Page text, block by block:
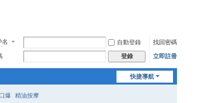
名 自動登錄
找回密碼
登錄 立即註冊
快捷導航
爆 精油按摩